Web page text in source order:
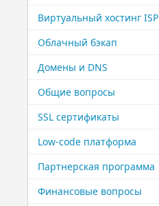
Виртуальный ​хостинг ISP
Облачный бэкап
Домены и DNS
Общие вопросы
SSL сертификаты
Low-code платформа
Партнерская ​программа
Финансовые ​вопросы